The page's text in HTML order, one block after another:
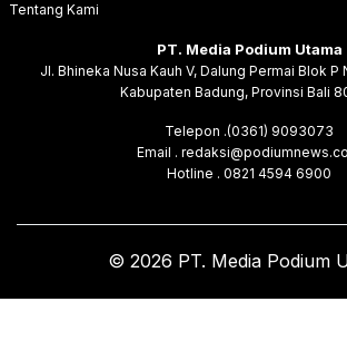
Tentang Kami
PT. Media Podium Utama
Jl. Bhineka Nusa Kauh V, Dalung Permai Blok P
Kabupaten Badung, Provinsi Bali
Telepon .(0361) 9093073
Email .
Hotline . 0821 4594 6900
© 2026 PT. Media Podium